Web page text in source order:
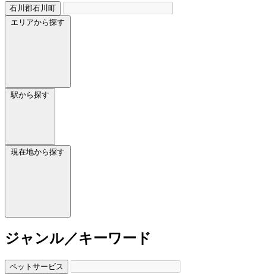
石川郡石川町
エリアから探す
駅から探す
現在地から探す
ジャンル／キーワード
ペットサービス